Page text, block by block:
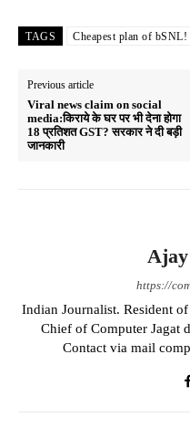
ts
pp
bo
gr
TAGS Cheapest plan of bSNL!
Previous article
Viral news claim on social
media:क‍िराये के घर पर भी देना होगा
18 प्रत‍िशत GST? सरकार ने दी बड़ी
जानकारी
https://
Indian Journalist. Resident
Chief of Computer Jagat
Contact via mail